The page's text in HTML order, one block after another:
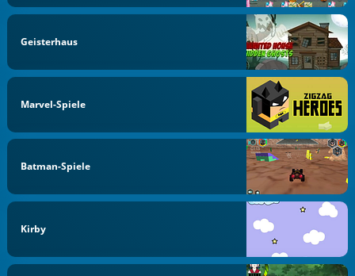
Geisterhaus
Marvel-Spiele
Batman-Spiele
Kirby